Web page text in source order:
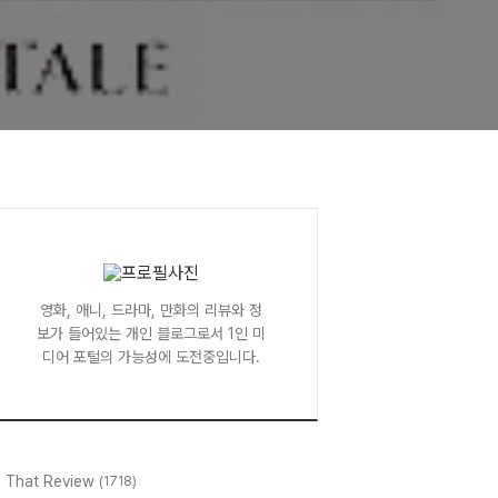
영화, 애니, 드라마, 만화의 리뷰와 정
보가 들어있는 개인 블로그로서 1인 미
디어 포털의 가능성에 도전중입니다.
That Review (1718)